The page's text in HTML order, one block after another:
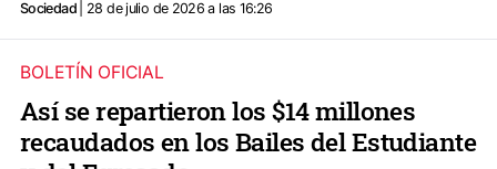
Sociedad | 28 de julio de 2026 a las 16:26
BOLETÍN OFICIAL
Así se repartieron los $14 millones
recaudados en los Bailes del Estudiante